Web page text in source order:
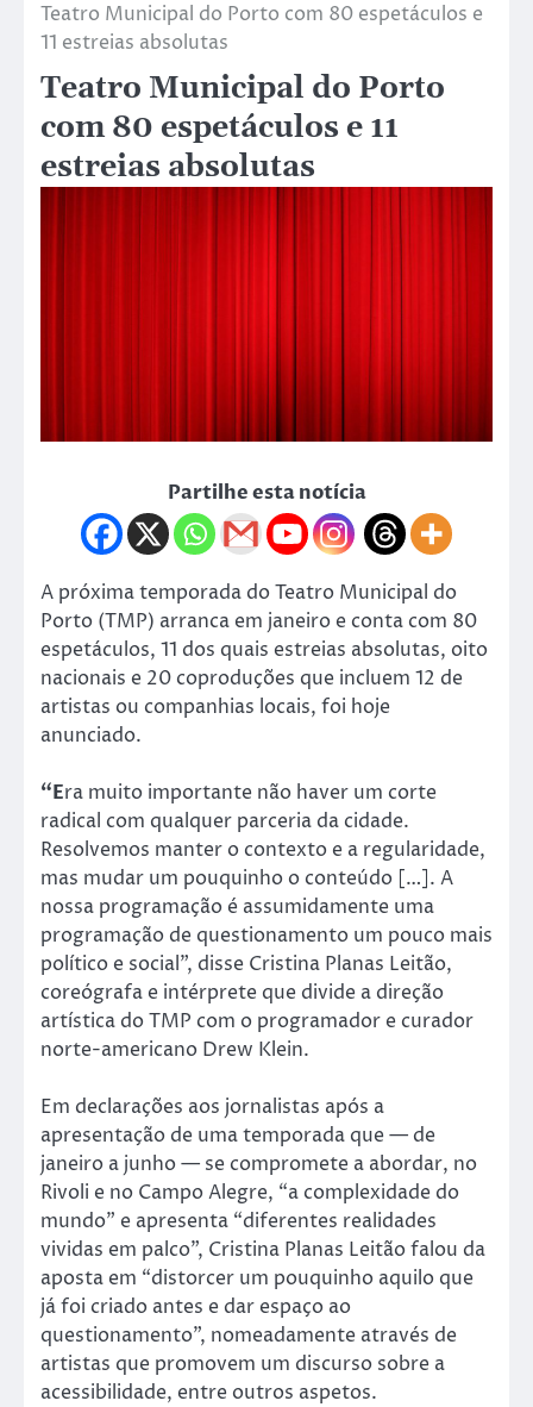
Teatro Municipal do Porto com 80 espetáculos e
11 estreias absolutas
Teatro Municipal do Porto
com 80 espetáculos e 11
estreias absolutas
Partilhe esta notícia
A próxima temporada do Teatro Municipal do
Porto (TMP) arranca em janeiro e conta com 80
espetáculos, 11 dos quais estreias absolutas, oito
nacionais e 20 coproduções que incluem 12 de
artistas ou companhias locais, foi hoje
anunciado.
“Era muito importante não haver um corte
radical com qualquer parceria da cidade.
Resolvemos manter o contexto e a regularidade,
mas mudar um pouquinho o conteúdo […]. A
nossa programação é assumidamente uma
programação de questionamento um pouco mais
político e social”, disse Cristina Planas Leitão,
coreógrafa e intérprete que divide a direção
artística do TMP com o programador e curador
norte-americano Drew Klein.
Em declarações aos jornalistas após a
apresentação de uma temporada que — de
janeiro a junho — se compromete a abordar, no
Rivoli e no Campo Alegre, “a complexidade do
mundo” e apresenta “diferentes realidades
vividas em palco”, Cristina Planas Leitão falou da
aposta em “distorcer um pouquinho aquilo que
já foi criado antes e dar espaço ao
questionamento”, nomeadamente através de
artistas que promovem um discurso sobre a
acessibilidade, entre outros aspetos.